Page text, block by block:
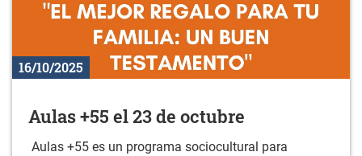
16/10/2025
Aulas +55 el 23 de octubre
Aulas +55 es un programa sociocultural para